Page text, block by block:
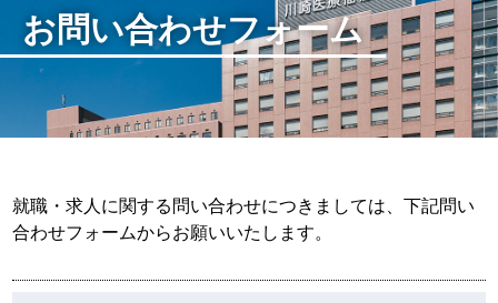
お問い合わせフォーム
就職・求人に関する問い合わせにつきましては、下記問い
合わせフォームからお願いいたします。